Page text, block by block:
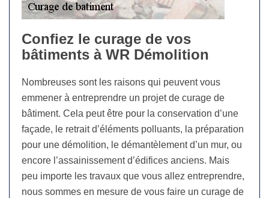
Confiez le curage de vos
bâtiments à WR Démolition
Nombreuses sont les raisons qui peuvent vous
emmener à entreprendre un projet de curage de
bâtiment. Cela peut être pour la conservation d’une
façade, le retrait d’éléments polluants, la préparation
pour une démolition, le démantèlement d’un mur, ou
encore l’assainissement d’édifices anciens. Mais
peu importe les travaux que vous allez entreprendre,
nous sommes en mesure de vous faire un curage de